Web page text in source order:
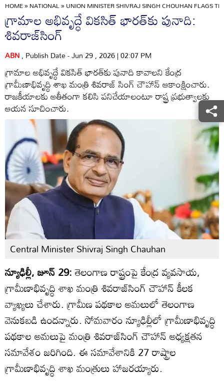
HOME»NATIONAL»UNION MINISTER SHIVRAJ SINGH CHOUHAN FLAGS
గ్రామాల అభివృద్ధే వికసిత్ భారత్‌కు పునాది:
శివరాజ్‌సింగ్
ABN, Publish Date - Jun 29 , 2026 | 02:07 PM
గ్రామాల అభివృద్ధే వికసిత్ భారత్‌కు పునాది కావాలని కేంద్ర
గ్రామీణాభివృద్ధి శాఖ మంత్రి శివరాజ్ సింగ్ చౌహాన్ ఆకాంక్షించారు.
రాజకీయాలకు అతీతంగా కలిసి పనిచేయాలంటూ రాష్ట్ర ప్రభుత్వాలకు
ఆయన సూచించారు.
Central Minister Shivraj Singh Chauhan
న్యూఢిల్లీ, జూన్ 29:తెలంగాణ రాష్ట్రంపై కేంద్ర వ్యవసాయ,
గ్రామీణాభివృద్ధి శాఖ మంత్రి శివరాజ్‌సింగ్ చౌహాన్ కీలక
వ్యాఖ్యలు చేశారు. గ్రామీణ పథకాల అమలులో తెలంగాణ
వెనుకబడి ఉందన్నారు. సోమవారం న్యూఢిల్లీలో గ్రామీణాభివృద్ధి
పథకాల అమలుపై మంత్రి శివరాజ్‌సింగ్ చౌహాన్ అధ్యక్షతన
సమావేశం జరిగింది. ఈ సమావేశానికి 27 రాష్ట్రాల
గ్రామీణాభివృద్ధి శాఖ మంత్రులు హాజరయ్యారు.